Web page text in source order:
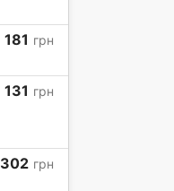
181 грн
131 грн
302 грн